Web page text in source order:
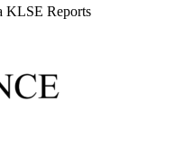
KLSE Reports